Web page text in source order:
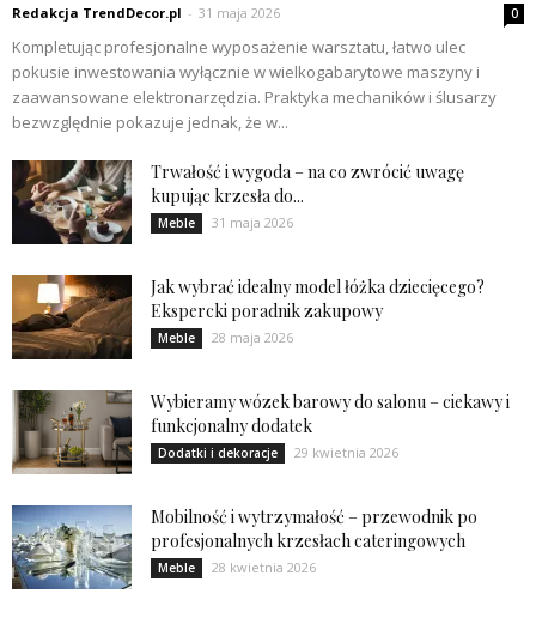
Redakcja TrendDecor.pl - 31 maja 2026 0
Kompletując profesjonalne wyposażenie warsztatu, łatwo ulec
pokusie inwestowania wyłącznie w wielkogabarytowe maszyny i
zaawansowane elektronarzędzia. Praktyka mechaników i ślusarzy
bezwzględnie pokazuje jednak, że w...
Trwałość i wygoda – na co zwrócić uwagę
kupując krzesła do...
Meble 31 maja 2026
Jak wybrać idealny model łóżka dziecięcego?
Ekspercki poradnik zakupowy
Meble 28 maja 2026
Wybieramy wózek barowy do salonu – ciekawy i
funkcjonalny dodatek
Dodatki i dekoracje 29 kwietnia 2026
Mobilność i wytrzymałość – przewodnik po
profesjonalnych krzesłach cateringowych
Meble 28 kwietnia 2026